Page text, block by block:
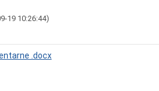
19 10:26:44)
.docx